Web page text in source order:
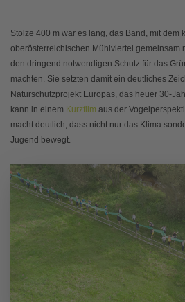
Stolze 400 m war es lang, das Band, mit dem
oberösterreichischen Mühlviertel gemeinsam
den dringend notwendigen Schutz für das
machten. Sie setzten damit ein deutliches
Naturschutzprojekt Europas, das heuer 30-
kann in einem Kurzfilm aus der
macht deutlich, dass nicht nur das Klima
Jugend bewegt.